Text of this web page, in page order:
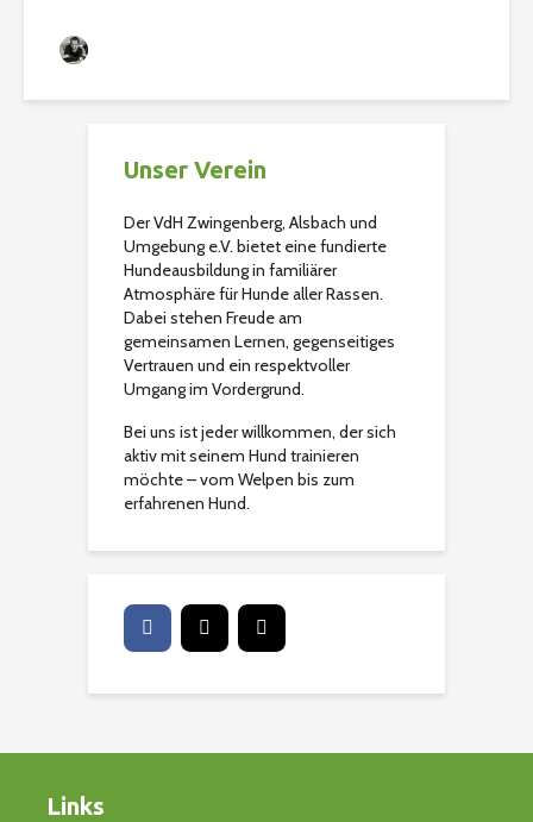
Unser Verein
Der VdH Zwingenberg, Alsbach und
Umgebung e.V. bietet eine fundierte
Hundeausbildung in familiärer
Atmosphäre für Hunde aller Rassen.
Dabei stehen Freude am
gemeinsamen Lernen, gegenseitiges
Vertrauen und ein respektvoller
Umgang im Vordergrund.
Bei uns ist jeder willkommen, der sich
aktiv mit seinem Hund trainieren
möchte – vom Welpen bis zum
erfahrenen Hund.
Links